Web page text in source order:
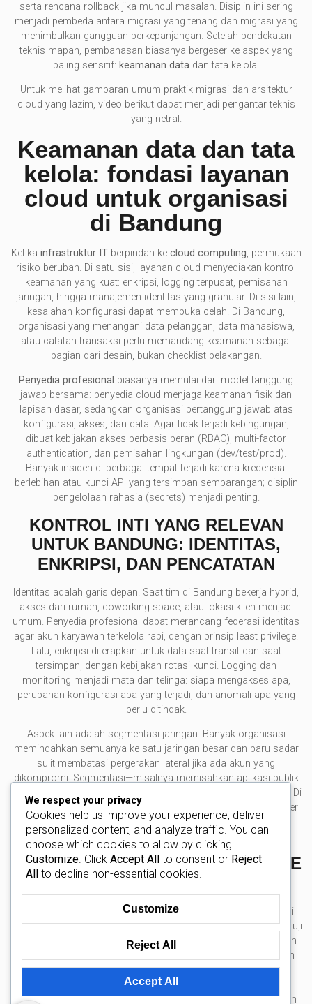
serta rencana rollback jika muncul masalah. Disiplin ini sering
menjadi pembeda antara migrasi yang tenang dan migrasi yang
menimbulkan gangguan berkepanjangan. Setelah pendekatan
teknis mapan, pembahasan biasanya bergeser ke aspek yang
paling sensitif: keamanan data dan tata kelola.
Untuk melihat gambaran umum praktik migrasi dan arsitektur
cloud yang lazim, video berikut dapat menjadi pengantar teknis
yang netral.
Keamanan data dan tata
kelola: fondasi layanan
cloud untuk organisasi
di Bandung
Ketika infrastruktur ITberpindah ke cloud computing, permukaan
risiko berubah. Di satu sisi, layanan cloud menyediakan kontrol
keamanan yang kuat: enkripsi, logging terpusat, pemisahan
jaringan, hingga manajemen identitas yang granular. Di sisi lain,
kesalahan konfigurasi dapat membuka celah. Di Bandung,
organisasi yang menangani data pelanggan, data mahasiswa,
atau catatan transaksi perlu memandang keamanan sebagai
bagian dari desain, bukan checklist belakangan.
Penyedia profesional biasanya memulai dari model tanggung
jawab bersama: penyedia cloud menjaga keamanan fisik dan
lapisan dasar, sedangkan organisasi bertanggung jawab atas
konfigurasi, akses, dan data. Agar tidak terjadi kebingungan,
dibuat kebijakan akses berbasis peran (RBAC), multi-factor
authentication, dan pemisahan lingkungan (dev/test/prod).
Banyak insiden di berbagai tempat terjadi karena kredensial
berlebihan atau kunci API yang tersimpan sembarangan; disiplin
pengelolaan rahasia (secrets) menjadi penting.
KONTROL INTI YANG RELEVAN
UNTUK BANDUNG: IDENTITAS,
ENKRIPSI, DAN PENCATATAN
Identitas adalah garis depan. Saat tim di Bandung bekerja hybrid,
akses dari rumah, coworking space, atau lokasi klien menjadi
umum. Penyedia profesional dapat merancang federasi identitas
agar akun karyawan terkelola rapi, dengan prinsip least privilege.
Lalu, enkripsi diterapkan untuk data saat transit dan saat
tersimpan, dengan kebijakan rotasi kunci. Logging dan
monitoring menjadi mata dan telinga: siapa mengakses apa,
perubahan konfigurasi apa yang terjadi, dan anomali apa yang
perlu ditindak.
Aspek lain adalah segmentasi jaringan. Banyak organisasi
memindahkan semuanya ke satu jaringan besar dan baru sadar
sulit membatasi pergerakan lateral jika ada akun yang
dikompromi. Segmentasi—misalnya memisahkan aplikasi publik
dari database internal—membantu membatasi dampak insiden. Di
kota seperti Bandung, di mana ekosistem vendor dan freelancer
cukup aktif, kontrol akses untuk pihak ketiga juga perlu jelas:
akses sementara, audit trail, dan proses offboarding.
MENAUTKAN KEAMANAN SIBER KE
OPERASI HARIAN
Keamanan yang baik tidak berhenti di desain. Ia harus hidup di
operasi harian: patching terjadwal, pemindaian kerentanan, dan uji
pemulihan berkala. Dalam konteks Indonesia, literasi keamanan
siber terus membaik, tetapi tantangan phishing dan kebocoran
kredensial masih nyata. Referensi edukatif sepertipanduan
keamanan siber untuk perspektif operasional
membantu pembaca memahami praktik umum yang kemudian
We respect your privacy
Cookies help us improve your experience, deliver
personalized content, and analyze traffic. You can
choose which cookies to allow by clicking
Customize . Click Accept All to consent or Reject
All to decline non-essential cookies.
Customize
Reject All
Accept All